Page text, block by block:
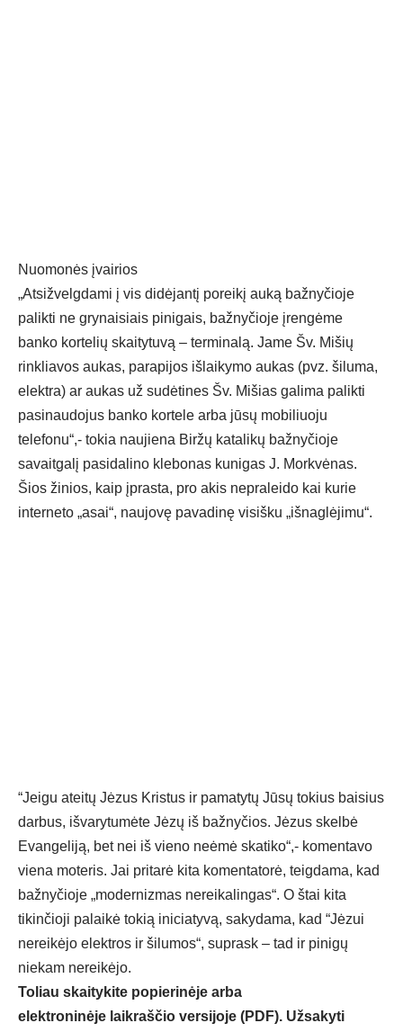
Nuomonės įvairios
„Atsižvelgdami į vis didėjantį poreikį auką bažnyčioje
palikti ne grynaisiais pinigais, bažnyčioje įrengėme
banko kortelių skaitytuvą – terminalą. Jame Šv. Mišių
rinkliavos aukas, parapijos išlaikymo aukas (pvz. šiluma,
elektra) ar aukas už sudėtines Šv. Mišias galima palikti
pasinaudojus banko kortele arba jūsų mobiliuoju
telefonu“,- tokia naujiena Biržų katalikų bažnyčioje
savaitgalį pasidalino klebonas kunigas J. Morkvėnas.
Šios žinios, kaip įprasta, pro akis nepraleido kai kurie
interneto „asai“, naujovę pavadinę visišku „išnaglėjimu“.
“Jeigu ateitų Jėzus Kristus ir pamatytų Jūsų tokius baisius
darbus, išvarytumėte Jėzų iš bažnyčios. Jėzus skelbė
Evangeliją, bet nei iš vieno neėmė skatiko“,- komentavo
viena moteris. Jai pritarė kita komentatorė, teigdama, kad
bažnyčioje „modernizmas nereikalingas“. O štai kita
tikinčioji palaikė tokią iniciatyvą, sakydama, kad “Jėzui
nereikėjo elektros ir šilumos“, suprask – tad ir pinigų
niekam nereikėjo.
Toliau skaitykite popierinėje arba
elektroninėje laikraščio versijoje (PDF). Užsakyti